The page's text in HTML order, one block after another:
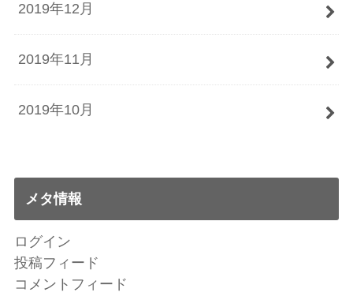
2019年12月
2019年11月
2019年10月
メタ情報
ログイン
投稿フィード
コメントフィード